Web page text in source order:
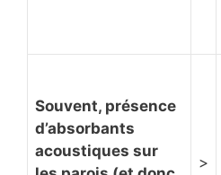
Souvent, présence
d’absorbants
acoustiques sur
>